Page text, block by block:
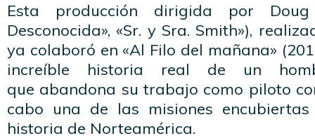
Esta producción dirigida por Doug
Desconocida», «Sr. y Sra. Smith»),
ya colaboró en «Al Filo del mañana»
increíble historia real de un
que abandona su trabajo como piloto
cabo una de las misiones
historia de Norteamérica.